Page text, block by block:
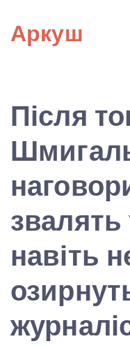
content
Аркуш
Після
звалять
навіть